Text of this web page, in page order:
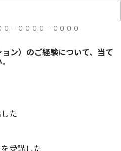
－００００－００００
ン）のご経験について、当て
た
受講した